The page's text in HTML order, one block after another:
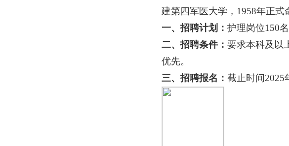
建第四军医大学，1958年正式
一、招聘计划： 护理岗位150名
二、招聘条件： 要求本科及以
优先。
三、招聘报名： 截止时间2025